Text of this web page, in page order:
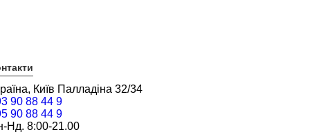
Київ Палладіна 32/34
90 88 44 9
90 88 44 9
Нд. 8:00-21.00